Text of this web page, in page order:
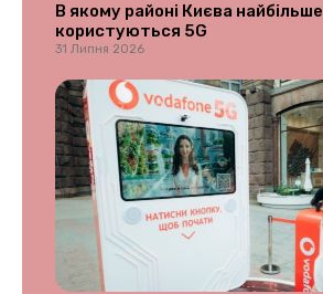
В якому районі Києва найбільше
користуються 5G
31 Липня 2026